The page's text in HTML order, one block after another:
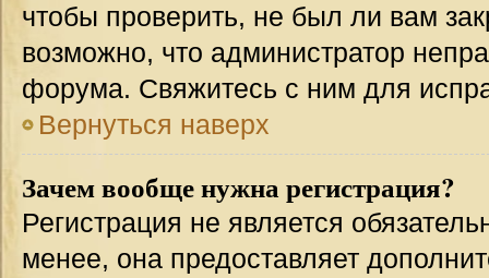
чтобы проверить, не был ли вам
возможно, что администратор
форума. Свяжитесь с ним для
Вернуться наверх
Зачем вообще нужна регистрация?
Регистрация не является
менее, она предоставляет